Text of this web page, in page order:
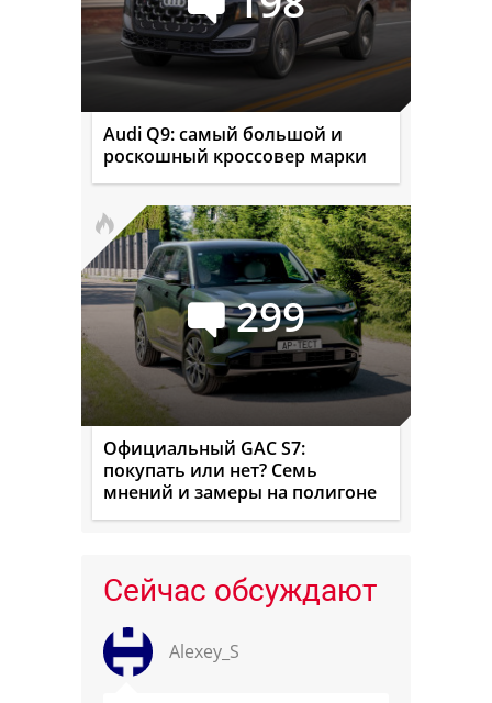
Audi Q9: самый большой и
роскошный кроссовер марки
299
Официальный GAC S7:
покупать или нет? Семь
мнений и замеры на полигоне
Сейчас обсуждают
Alexey_S